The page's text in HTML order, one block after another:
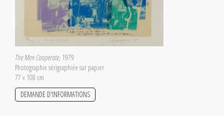
The Men Cooperate, 1979
Photographie sérigraphiée sur papier
77 x 108 cm
DEMANDE D'INFORMATIONS